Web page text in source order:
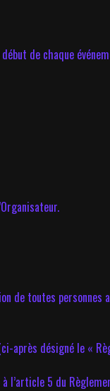
de chaque
de toutes
après désigné le «
5 du